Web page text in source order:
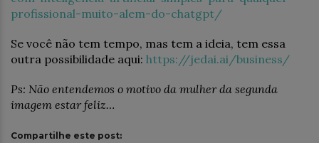
profissional-muito-alem-do-chatgpt/
Se você não tem tempo, mas tem a ideia, tem essa
outra possibilidade aqui: https://jedai.ai/business/
Ps: Não entendemos o motivo da mulher da segunda
imagem estar feliz…
Compartilhe este post: